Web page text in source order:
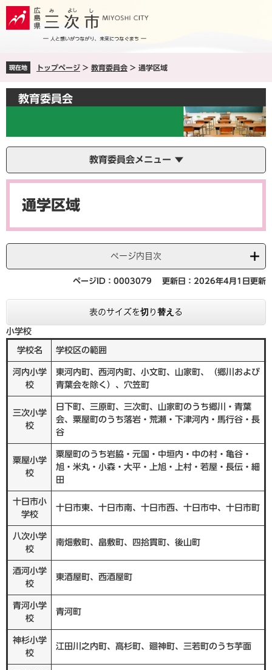
ペ
ジ
。
メ
ュ
て
へ
現在地 トップページ > 教育委員会 > 通学区域
教育委員会
教育委員会メニュー
本
通学区域
ページ内目次
ページID：0003079 更新日：2026年4月1日更新
表のサイズを切り替える
小学校
学校名 学校区の範囲
河内小学
校
東河内町、西河内町、小文町、山家町、（郷川および
青葉会を除く）、穴笠町
三次小学
校
日下町、三原町、三次町、山家町のうち郷川・青葉
会、粟屋町のうち落岩・荒瀬・下津河内・馬行谷・長
谷
粟屋小学
校
粟屋町のうち岩脇・元国・中垣内・中の村・亀谷・
旭・米丸・小森・大平・上旭・上村・若屋・長伝・細
田
十日市小
学校
十日市東、十日市南、十日市西、十日市中、十日市町
八次小学
校
南畑敷町、畠敷町、四拾貫町、後山町
酒河小学
校
東酒屋町、西酒屋町
青河小学
校
青河町
神杉小学
校
江田川之内町、高杉町、廻神町、三若町のうち芋面